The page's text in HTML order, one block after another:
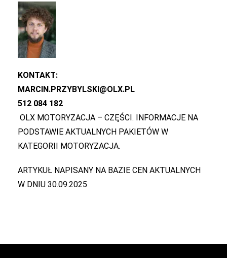
KONTAKT:
MARCIN.PRZYBYLSKI@OLX.PL
512 084 182
OLX MOTORYZACJA – CZĘŚCI. INFORMACJE NA
PODSTAWIE AKTUALNYCH PAKIETÓW W
KATEGORII MOTORYZACJA.
ARTYKUŁ NAPISANY NA BAZIE CEN AKTUALNYCH
W DNIU 30.09.2025